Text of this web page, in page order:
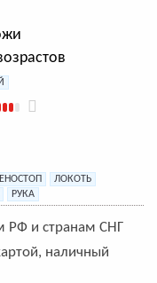
ЛОКОТЬ
РУКА
РФ и странам СНГ
наличный